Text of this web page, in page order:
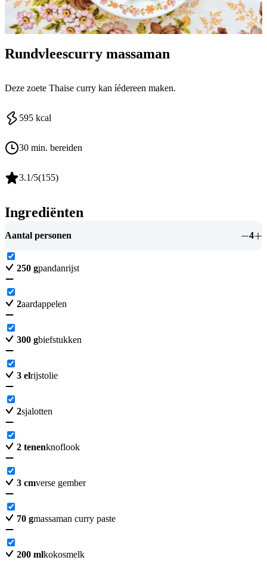
Rundvleescurry massaman
Deze zoete Thaise curry kan íédereen maken.
595 kcal
30 min. bereiden
3.1/5(155)
Ingrediënten
Aantal personen 4
250 gpandanrijst
2aardappelen
300 gbiefstukken
3 elrijstolie
2sjalotten
2 tenenknoflook
3 cmverse gember
70 gmassaman curry paste
200 mlkokosmelk